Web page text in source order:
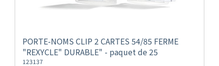
PORTE-NOMS CLIP 2 CARTES 54/85 FERME
"REXYCLE" DURABLE" - paquet de 25
123137